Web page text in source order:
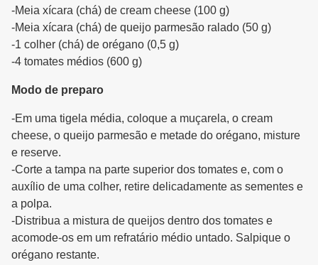
-Meia xícara (chá) de cream cheese (100 g)
-Meia xícara (chá) de queijo parmesão ralado (50 g)
-1 colher (chá) de orégano (0,5 g)
-4 tomates médios (600 g)
Modo de preparo
-Em uma tigela média, coloque a muçarela, o cream
cheese, o queijo parmesão e metade do orégano, misture
e reserve.
-Corte a tampa na parte superior dos tomates e, com o
auxílio de uma colher, retire delicadamente as sementes e
a polpa.
-Distribua a mistura de queijos dentro dos tomates e
acomode-os em um refratário médio untado. Salpique o
orégano restante.